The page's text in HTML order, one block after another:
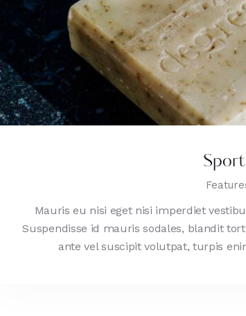
Mauris eu nisi eget nisi imperdiet
Suspendisse id mauris sodales, blandit
ante vel suscipit volutpat, turpis